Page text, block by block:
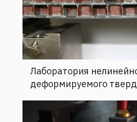
Лаборатория
деформируемого